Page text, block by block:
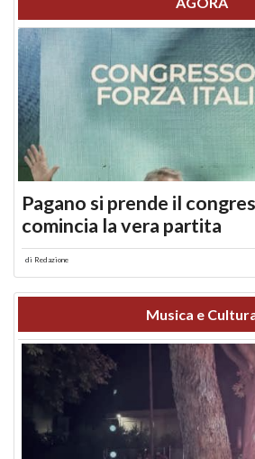
Pagano si prende il
comincia la vera partita
di Redazione
Musica e